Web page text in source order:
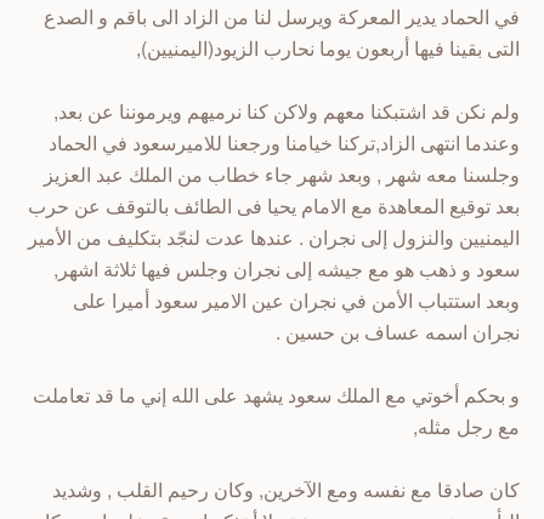
في الحماد يدير المعركة ويرسل لنا من الزاد الى باقم و الصدع
التى بقينا فيها أربعون يوما نحارب الزيود(اليمنيين),
ولم نكن قد اشتبكنا معهم ولاكن كنا نرميهم ويرموننا عن بعد,
وعندما انتهى الزاد,تركنا خيامنا ورجعنا للاميرسعود في الحماد
وجلسنا معه شهر , وبعد شهر جاء خطاب من الملك عبد العزيز
بعد توقيع المعاهدة مع الامام يحيا فى الطائف بالتوقف عن حرب
اليمنيين والنزول إلى نجران . عندها عدت لنجّد بتكليف من الأمير
سعود و ذهب هو مع جيشه إلى نجران وجلس فيها ثلاثة اشهر,
وبعد استتباب الأمن في نجران عين الامير سعود أميرا على
نجران اسمه عساف بن حسين .
و بحكم أخوتي مع الملك سعود يشهد على الله إني ما قد تعاملت
مع رجل مثله,
كان صادقا مع نفسه ومع الآخرين, وكان رحيم القلب , وشديد